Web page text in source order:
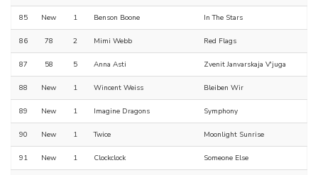
85 New 1 Benson Boone In The Stars
86 78 2 Mimi Webb Red Flags
87 58 5 Anna Asti Zvenit Janvarskaja V'juga
88 New 1 Wincent Weiss Bleiben Wir
89 New 1 Imagine Dragons Symphony
90 New 1 Twice Moonlight Sunrise
91 New 1 Clockclock Someone Else